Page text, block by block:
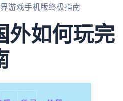
游戏手机版终极指南
外如何玩完